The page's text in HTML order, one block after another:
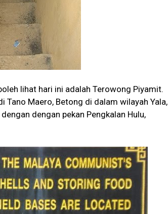
lihat hari ini adalah Terowong Piyamit.
Maero, Betong di dalam wilayah Yala,
dengan pekan Pengkalan Hulu,